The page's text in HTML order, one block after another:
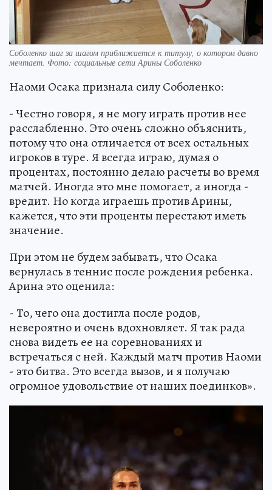
Соболенко шаг за шагом приближается к титулу, о котором давно
мечтает. Фото: социальные сети Арины Соболенко
Наоми Осака признала силу Соболенко:
- Честно говоря, я не могу играть против нее
расслабленно. Это очень сложно объяснить,
потому что она отличается от всех остальных
игроков в туре. Я всегда играю, думая о
процентах, постоянно делаю расчеты во время
матчей. Иногда это мне помогает, а иногда -
вредит. Но когда играешь против Арины,
кажется, что эти проценты перестают иметь
значение.
При этом не будем забывать, что Осака
вернулась в теннис после рождения ребенка.
Арина это оценила:
- То, чего она достигла после родов,
невероятно и очень вдохновляет. Я так рада
снова видеть ее на соревнованиях и
встречаться с ней. Каждый матч против Наоми
- это битва. Это всегда вызов, и я получаю
огромное удовольствие от наших поединков».